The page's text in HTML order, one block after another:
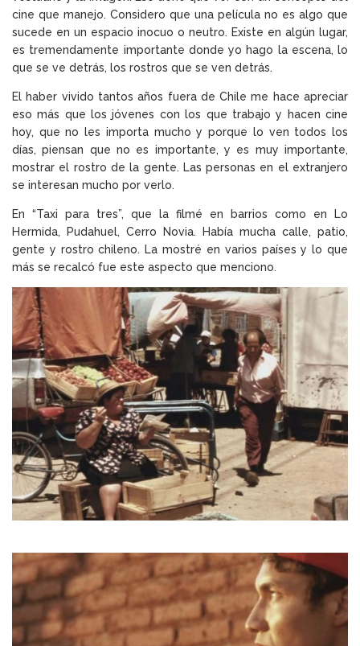
cine que manejo. Considero que una película no es algo que
sucede en un espacio inocuo o neutro. Existe en algún lugar,
es tremendamente importante donde yo hago la escena, lo
que se ve detrás, los rostros que se ven detrás.
El haber vivido tantos años fuera de Chile me hace apreciar
eso más que los jóvenes con los que trabajo y hacen cine
hoy, que no les importa mucho y porque lo ven todos los
días, piensan que no es importante, y es muy importante,
mostrar el rostro de la gente. Las personas en el extranjero
se interesan mucho por verlo.
En “Taxi para tres”, que la filmé en barrios como en Lo
Hermida, Pudahuel, Cerro Novia. Había mucha calle, patio,
gente y rostro chileno. La mostré en varios países y lo que
más se recalcó fue este aspecto que menciono.